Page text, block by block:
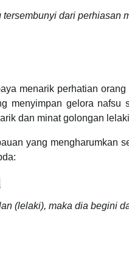
dari perhiasan
menarik perhatian orang
menyimpan gelora nafsu
dan minat golongan
yang mengharumkan
(lelaki), maka dia begini